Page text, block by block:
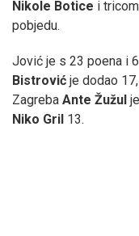
Nikole Botice i tricom
pobjedu.
Jović je s 23 poena i
Bistrović je dodao
Zagreba Ante Žužul
Niko Gril 13.